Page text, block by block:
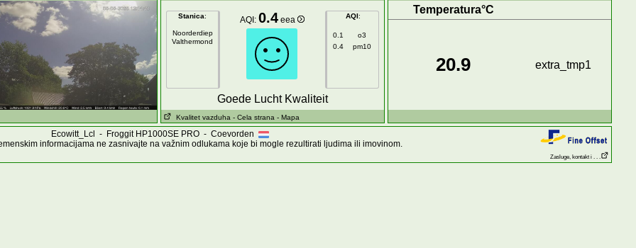
Stanica:
Noorderdiep
Valthermond
AQI: 0.4 eea AQI:
0.1
o3
0.4
pm10
Goede Lucht Kwaliteit
Kvalitet vazduha - Cela strana - Mapa
Temperatura°C
20.9 extra_tmp1
Ecowitt_Lcl - Froggit HP1000SE PRO - Coevorden
informacijama ne zasnivajte na važnim odlukama koje bi mogle rezultirati ljudima ili imovinom.
Zasluge, kontakt i . . .